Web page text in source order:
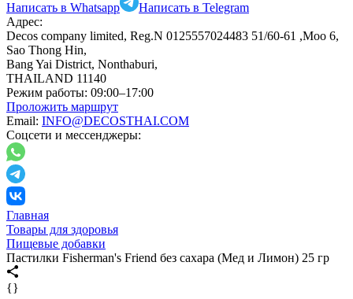
Написать в Whatsapp
Написать в Telegram
Адрес:
Decos company limited, Reg.N 0125557024483 51/60-61 ,Moo 6,
Sao Thong Hin,
Bang Yai District, Nonthaburi,
THAILAND 11140
Режим работы: 09:00–17:00
Проложить маршрут
Email: INFO@DECOSTHAI.COM
Соцсети и мессенджеры:
Главная
Товары для здоровья
Пищевые добавки
Пастилки Fisherman's Friend без сахара (Мед и Лимон) 25 гр
{}